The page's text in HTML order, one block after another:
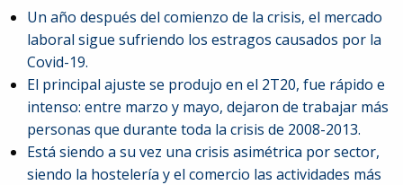
5980674
Un año después del comienzo de la crisis, el mercado
laboral sigue sufriendo los estragos causados por la
Covid-19.
El principal ajuste se produjo en el 2T20, fue rápido e
intenso: entre marzo y mayo, dejaron de trabajar más
personas que durante toda la crisis de 2008-2013.
Está siendo a su vez una crisis asimétrica por sector,
siendo la hostelería y el comercio las actividades más